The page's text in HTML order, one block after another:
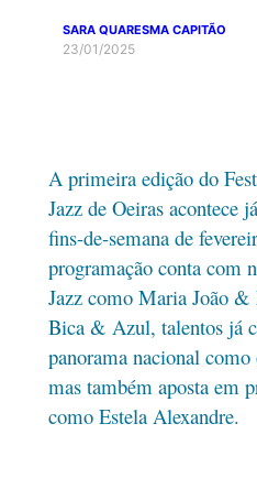
SARA QUARESMA CAPITÃO
23/01/2025
A primeira edição do
Jazz de Oeiras acontece
fins-de-semana de
programação conta com
Jazz como Maria João
Bica & Azul, talentos já
panorama nacional
mas também aposta em
como Estela Alexandre.